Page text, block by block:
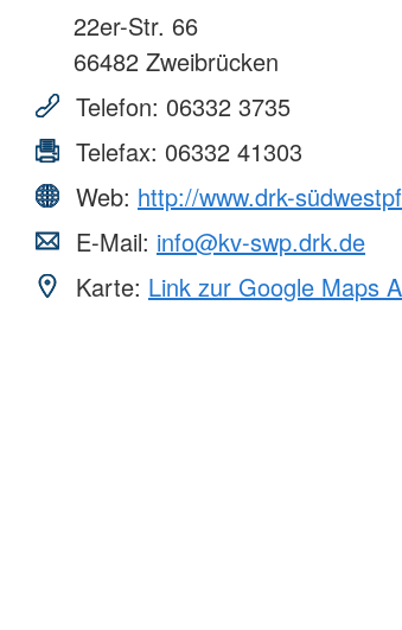
22er-Str. 66
66482 Zweibrücken
Telefon: 06332 3735
Telefax: 06332 41303
Web: http://www.drk-
E-Mail: info@kv-swp.drk.de
Karte: Link zur Google Maps